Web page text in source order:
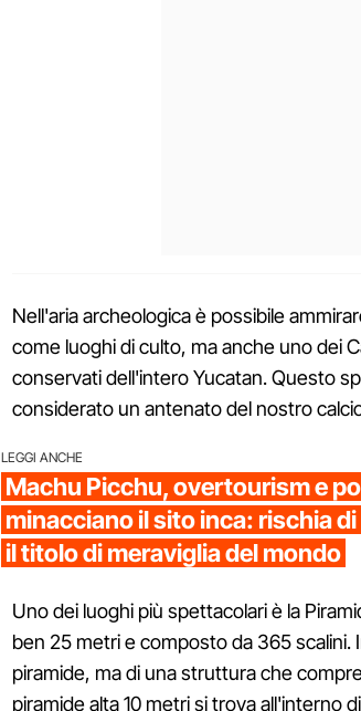
Nell'aria archeologica è possibile
come luoghi di culto, ma anche uno dei
conservati dell'intero Yucatan. Questo
considerato un antenato del nostro
LEGGI ANCHE
Machu Picchu, overtourism e
minacciano il sito inca: rischia di
il titolo di meraviglia del mondo
Uno dei luoghi più spettacolari è la
ben 25 metri e composto da 365 scalini.
piramide, ma di una struttura che
piramide alta 10 metri si trova all'interno